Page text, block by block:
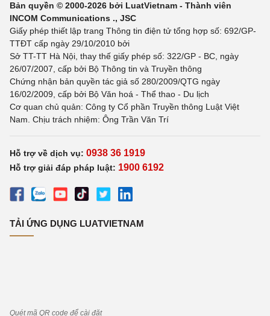
Bản quyền © 2000-2026 bởi LuatVietnam - Thành viên
INCOM Communications ., JSC
Giấy phép thiết lập trang Thông tin điện tử tổng hợp số: 692/GP-
TTĐT cấp ngày 29/10/2010 bởi
Sở TT-TT Hà Nội, thay thế giấy phép số: 322/GP - BC, ngày
26/07/2007, cấp bởi Bộ Thông tin và Truyền thông
Chứng nhận bản quyền tác giả số 280/2009/QTG ngày
16/02/2009, cấp bởi Bộ Văn hoá - Thể thao - Du lịch
Cơ quan chủ quản: Công ty Cổ phần Truyền thông Luật Việt
Nam. Chịu trách nhiệm: Ông Trần Văn Trí
Hỗ trợ về dịch vụ: 0938 36 1919
Hỗ trợ giải đáp pháp luật: 1900 6192
TẢI ỨNG DỤNG LUATVIETNAM
Quét mã QR code để cài đặt